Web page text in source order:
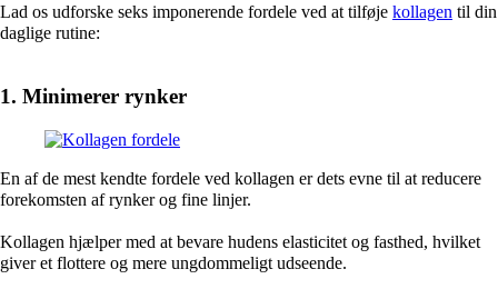
Lad os udforske seks imponerende fordele ved at tilføje kollagen til din
daglige rutine:
1. Minimerer rynker
En af de mest kendte fordele ved kollagen er dets evne til at reducere
forekomsten af ​​rynker og fine linjer.
Kollagen hjælper med at bevare hudens elasticitet og fasthed, hvilket
giver et flottere og mere ungdommeligt udseende.